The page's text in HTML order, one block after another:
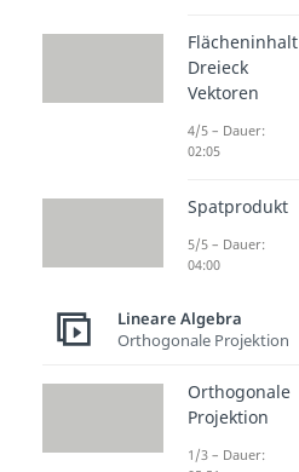
Flächeninhalt
Dreieck
Vektoren
4/5 – Dauer:
02:05
Spatprodukt
5/5 – Dauer:
04:00
Lineare Algebra
Orthogonale Projektion
Orthogonale
Projektion
1/3 – Dauer: